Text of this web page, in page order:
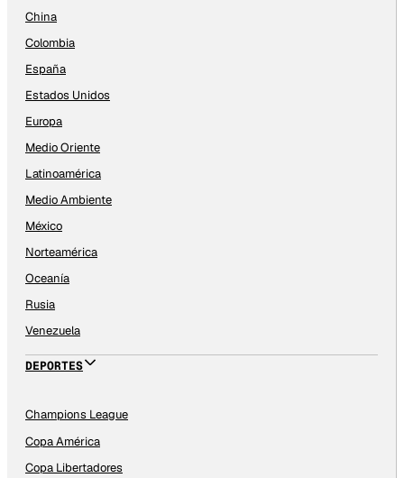
China
Colombia
España
Estados Unidos
Europa
Medio Oriente
Latinoamérica
Medio Ambiente
México
Norteamérica
Oceanía
Rusia
Venezuela
DEPORTES
Champions League
Copa América
Copa Libertadores